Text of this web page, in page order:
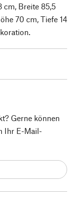
cm, Breite 85,5
70 cm, Tiefe 14
Gerne können
Ihr E-Mail-